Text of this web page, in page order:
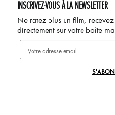
INSCRIVEZ-VOUS À LA NEWSLETTER
Ne ratez plus un film,
directement sur votre boîte